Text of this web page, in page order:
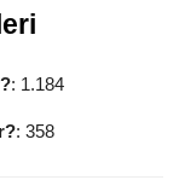
: 1.184
: 358